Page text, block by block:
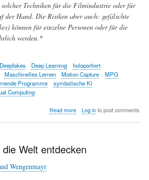
Techniken für die Filmindustrie oder für
der Hand. Die Risiken aber auch: gefälschte
können für einzelne Personen oder für die
werden.*
Deepfakes Deep Learning
holoportiert
Maschinelles Lernen Motion Capture
MPG
Programme
symbolische KI
Computing
Read moreabout
Bilder
Log into post comments
Welt entdecken
Wengenmayr